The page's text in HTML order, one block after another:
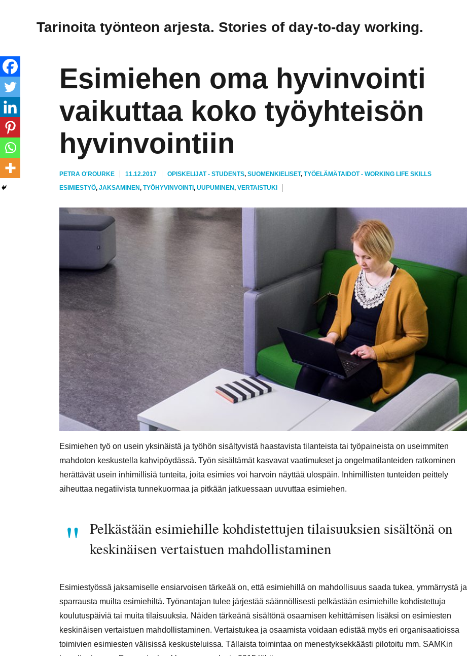
Tarinoita työnteon arjesta. Stories of day-to-day working.
Esimiehen oma hyvinvointi
vaikuttaa koko työyhteisön
hyvinvointiin
KIRJOITTAJA
PETRA O'ROURKE JULKAISTU
11.12.2017 KATEGORIAT
OPISKELIJAT - STUDENTS, SUOMENKIELISET, TYÖELÄMÄTAIDOT - WORKING LIFE SKILLS
AVAINSANAT
ESIMIESTYÖ, JAKSAMINEN, TYÖHYVINVOINTI, UUPUMINEN, VERTAISTUKI
Esimiehen työ on usein yksinäistä ja työhön sisältyvistä haastavista tilanteista tai työpaineista on useimmiten
mahdoton keskustella kahvipöydässä. Työn sisältämät kasvavat vaatimukset ja ongelmatilanteiden ratkominen
herättävät usein inhimillisiä tunteita, joita esimies voi harvoin näyttää ulospäin. Inhimillisten tunteiden peittely
aiheuttaa negatiivista tunnekuormaa ja pitkään jatkuessaan uuvuttaa esimiehen.
Pelkästään esimiehille kohdistettujen tilaisuuksien sisältönä on
keskinäisen vertaistuen mahdollistaminen
Esimiestyössä jaksamiselle ensiarvoisen tärkeää on, että esimiehillä on mahdollisuus saada tukea, ymmärrystä ja
sparrausta muilta esimiehiltä. Työnantajan tulee järjestää säännöllisesti pelkästään esimiehille kohdistettuja
koulutuspäiviä tai muita tilaisuuksia. Näiden tärkeänä sisältönä osaamisen kehittämisen lisäksi on esimiesten
keskinäisen vertaistuen mahdollistaminen. Vertaistukea ja osaamista voidaan edistää myös eri organisaatioissa
toimivien esimiesten välisissä keskusteluissa. Tällaista toimintaa on menestyksekkäästi pilotoitu mm. SAMKin